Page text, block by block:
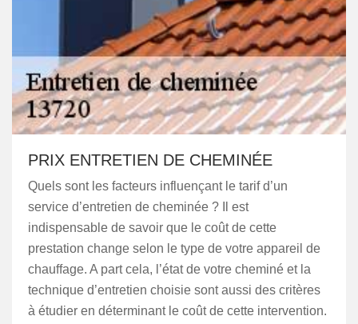
PRIX ENTRETIEN DE CHEMINÉE
Quels sont les facteurs influençant le tarif d’un
service d’entretien de cheminée ? Il est
indispensable de savoir que le coût de cette
prestation change selon le type de votre appareil de
chauffage. A part cela, l’état de votre cheminé et la
technique d’entretien choisie sont aussi des critères
à étudier en déterminant le coût de cette intervention.